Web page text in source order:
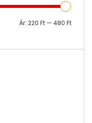
Min
Max
Ár: 220 Ft — 480 Ft